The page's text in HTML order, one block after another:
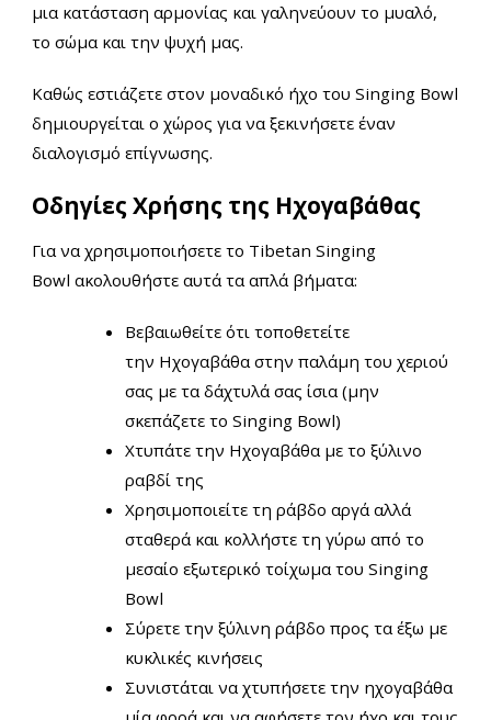
μια κατάσταση αρμονίας και γαληνεύουν το μυαλό,
το σώμα και την ψυχή μας.
Καθώς εστιάζετε στον μοναδικό ήχο του Singing Bowl
δημιουργείται ο χώρος για να ξεκινήσετε έναν
διαλογισμό επίγνωσης.
Οδηγίες Χρήσης της Ηχογαβάθας
Για να χρησιμοποιήσετε το Tibetan Singing
Bowl ακολουθήστε αυτά τα απλά βήματα:
Βεβαιωθείτε ότι τοποθετείτε
την Ηχογαβάθα στην παλάμη του χεριού
σας με τα δάχτυλά σας ίσια (μην
σκεπάζετε το Singing Bowl)
Χτυπάτε την Ηχογαβάθα με το ξύλινο
ραβδί της
Χρησιμοποιείτε τη ράβδο αργά αλλά
σταθερά και κολλήστε τη γύρω από το
μεσαίο εξωτερικό τοίχωμα του Singing
Bowl
Σύρετε την ξύλινη ράβδο προς τα έξω με
κυκλικές κινήσεις
Συνιστάται να χτυπήσετε την ηχογαβάθα